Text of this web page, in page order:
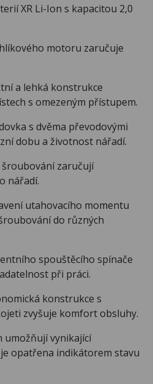
XR Li-Ion s kapacitou 2,0
motoru zaručuje
a lehká konstrukce
s omezeným přístupem.
s dvěma převodovými
dobu a životnost nářadí.
zaručují
nářadí.
utahovacího momentu
do různých
spouštěcího spínače
při práci.
konstrukce s
zvyšuje komfort obsluhy.
vynikající
opatřena indikátorem stavu